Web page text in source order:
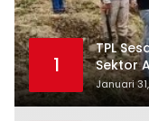
1
TPL
Sektor
Januari